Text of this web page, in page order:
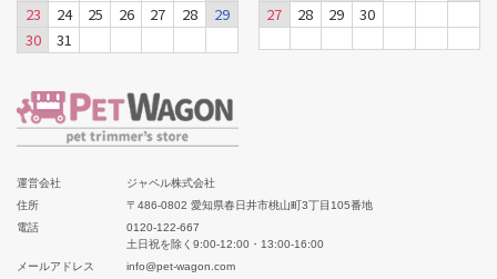
23
24 25 26 27 28
29
30
31
27
28 29 30
運営会社
ジャペル株式会社
住所
〒486-0802 愛知県春日井市桃山町3丁目105番地
電話
0120-122-667
土日祝を除く9:00-12:00・13:00-16:00
メールアドレス
info@pet-wagon.com